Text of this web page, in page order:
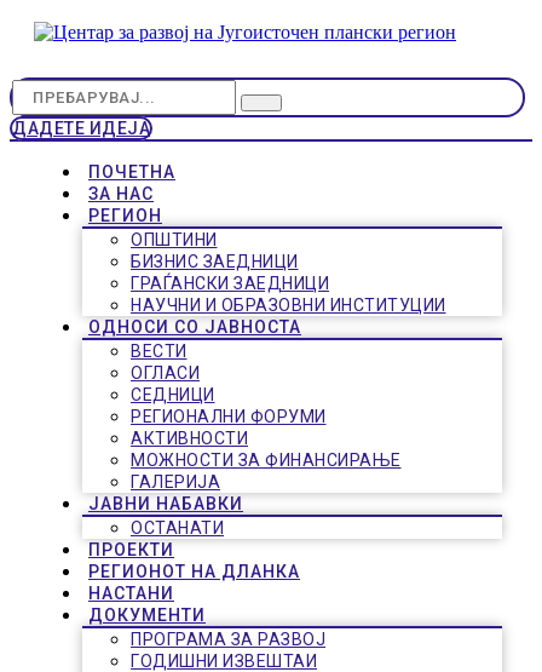
ДАДЕТЕ ИДЕЈА
ПОЧЕТНА
ЗА НАС
РЕГИОН
ОПШТИНИ
БИЗНИС ЗАЕДНИЦИ
ГРАЃАНСКИ ЗАЕДНИЦИ
НАУЧНИ И ОБРАЗОВНИ ИНСТИТУЦИИ
ОДНОСИ СО ЈАВНОСТА
ВЕСТИ
ОГЛАСИ
СЕДНИЦИ
РЕГИОНАЛНИ ФОРУМИ
АКТИВНОСТИ
МОЖНОСТИ ЗА ФИНАНСИРАЊЕ
ГАЛЕРИЈА
ЈАВНИ НАБАВКИ
ОСТАНАТИ
ПРОЕКТИ
РЕГИОНОТ НА ДЛАНКА
НАСТАНИ
ДОКУМЕНТИ
ПРОГРАМА ЗА РАЗВОЈ
ГОДИШНИ ИЗВЕШТАИ